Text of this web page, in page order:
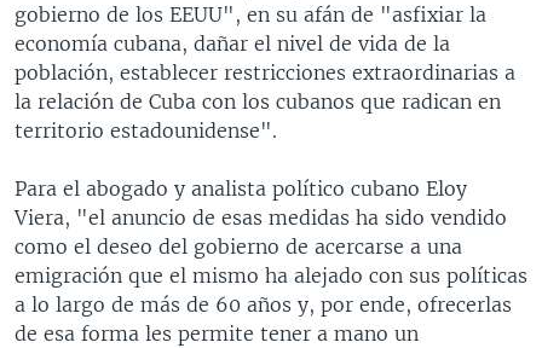
gobierno de los EEUU", en su afán de "asfixiar la
economía cubana, dañar el nivel de vida de la
población, establecer restricciones extraordinarias a
la relación de Cuba con los cubanos que radican en
territorio estadounidense".
Para el abogado y analista político cubano Eloy
Viera, "el anuncio de esas medidas ha sido vendido
como el deseo del gobierno de acercarse a una
emigración que el mismo ha alejado con sus políticas
a lo largo de más de 60 años y, por ende, ofrecerlas
de esa forma les permite tener a mano un